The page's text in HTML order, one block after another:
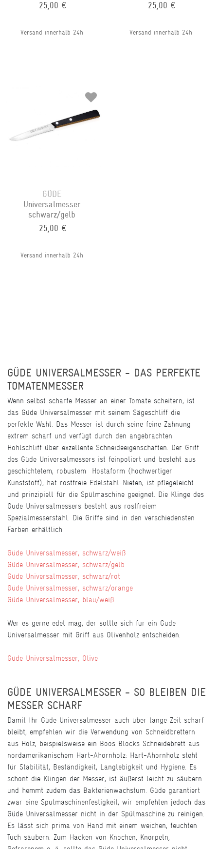
25,00 €
Versand innerhalb 24h
25,00 €
Versand innerhalb 24h
GÜDE
Universalmesser
schwarz/gelb
25,00 €
Versand innerhalb 24h
GÜDE UNIVERSALMESSER - DAS PERFEKTE
TOMATENMESSER
Wenn selbst scharfe Messer an einer Tomate scheitern, ist
das Güde Universalmesser mit seinem Sägeschliff die
perfekte Wahl. Das Messer ist durch seine feine Zahnung
extrem scharf und verfügt durch den angebrachten
Hohlschliff über exzellente Schneideeigenschaften. Der Griff
des Güde Universalmessers ist feinpoliert und besteht aus
geschichtetem, robustem Hostaform (hochwertiger
Kunststoff), hat rostfreie Edelstahl-Nieten, ist pflegeleicht
und prinzipiell für die Spülmaschine geeignet. Die Klinge des
Güde Universalmessers besteht aus rostfreiem
Spezialmesserstahl. Die Griffe sind in den verschiedensten
Farben erhältlich:
Güde Universalmesser, schwarz/weiß
Güde Universalmesser, schwarz/gelb
Güde Universalmesser, schwarz/rot
Güde Universalmesser, schwarz/orange
Güde Universalmesser, blau/weiß
Wer es gerne edel mag, der sollte sich für ein Güde
Universalmesser mit Griff aus Olivenholz entscheiden.
Güde Universalmesser, Olive
GÜDE UNIVERSALMESSER - SO BLEIBEN DIE
MESSER SCHARF
Damit Ihr Güde Universalmesser auch über lange Zeit scharf
bleibt, empfehlen wir die Verwendung von Schneidbrettern
aus Holz, beispielsweise ein Boos Blocks Schneidebrett aus
nordamerikanischem Hart-Ahornholz: Hart-Ahornholz steht
für Stabilität, Beständigkeit, Langlebigkeit und Hygiene. Es
schont die Klingen der Messer, ist äußerst leicht zu säubern
und hemmt zudem das Bakterienwachstum. Güde garantiert
zwar eine Spülmaschinenfestigkeit, wir empfehlen jedoch das
Güde Universalmesser nicht in der Spülmaschine zu reinigen.
Es lässt sich prima von Hand mit einem weichen, feuchten
Tuch säubern. Zum Hacken von Knochen, Knorpeln,